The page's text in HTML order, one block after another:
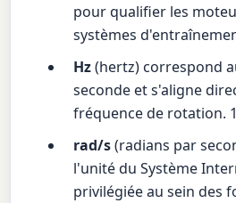
pour qualifier les
systèmes
Hz(hertz) correspond
seconde et s'aligne
fréquence de rotation.
rad/s(radians par
l'unité du Système
privilégiée au sein des